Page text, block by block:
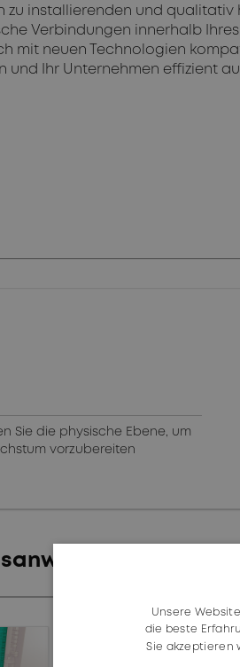
zu installierenden und
Verbindungen innerhalb
mit neuen Technologien
und Ihr Unternehmen effizient
Sie die physische Ebene, um
vorzubereiten
Unsere
die beste
Sie akzeptieren